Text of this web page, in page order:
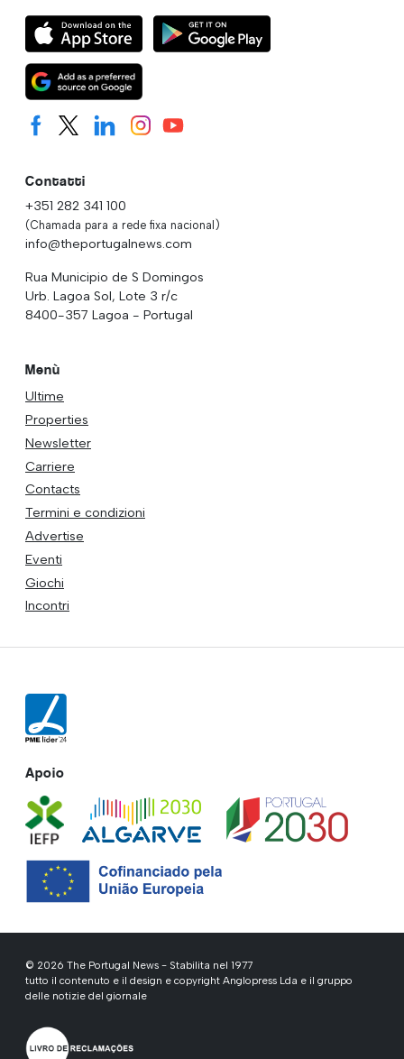
Contatti
+351 282 341 100
(Chamada para a rede fixa nacional)
info@theportugalnews.com
Rua Municipio de S Domingos
Urb. Lagoa Sol, Lote 3 r/c
8400-357 Lagoa - Portugal
Menù
Ultime
Properties
Newsletter
Carriere
Contacts
Termini e condizioni
Advertise
Eventi
Giochi
Incontri
Apoio
© 2026 The Portugal News - Stabilita nel 1977
tutto il contenuto e il design e copyright Anglopress Lda e il gruppo
delle notizie del giornale